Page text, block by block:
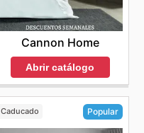
Cannon Home
Abrir catálogo
Caducado Popular